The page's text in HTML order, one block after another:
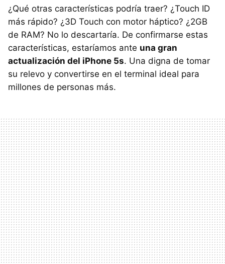
¿Qué otras características podría traer? ¿Touch ID
más rápido? ¿3D Touch con motor háptico? ¿2GB
de RAM? No lo descartaría. De confirmarse estas
características, estaríamos ante una gran
actualización del iPhone 5s. Una digna de tomar
su relevo y convertirse en el terminal ideal para
millones de personas más.